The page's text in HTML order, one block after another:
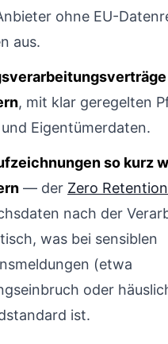
ohne EU-
aus.
, mit klar geregelten
Eigentümerdaten.
so kurz
— der Zero
nach der
was bei sensiblen
(etwa
oder
ist.